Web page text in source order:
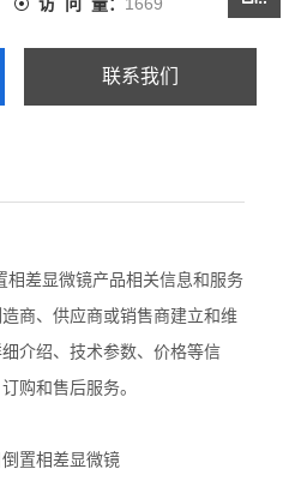
访 问 量：
联系我们
相差显微镜产品相关信息和服务
商、供应商或销售商建立和维
介绍、技术参数、价格等信
购和售后服务。